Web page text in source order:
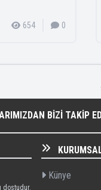
654 0
BIZI TAKIP
dostudur.
Künye